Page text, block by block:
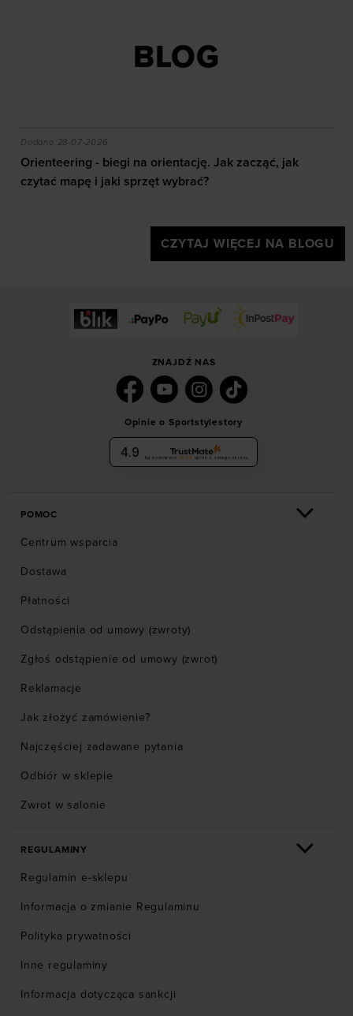
BLOG
efekty daje trening?
Orienteering - biegi na orientację. Jak zacząć, jak
Dodano:28-07-2026
Orienteering - biegi na orientację. Jak zacząć, jak
czytać mapę i jaki sprzęt wybrać?
CZYTAJ WIĘCEJ NA BLOGU
ZNAJDŹ NAS
Opinie o Sportstylestory
4.9 Na podstawie 6036 opinii z całego okresu
POMOC
Centrum wsparcia
Dostawa
Płatności
Odstąpienia od umowy (zwroty)
Zgłoś odstąpienie od umowy (zwrot)
Reklamacje
Jak złożyć zamówienie?
Najczęściej zadawane pytania
Odbiór w sklepie
Zwrot w salonie
REGULAMINY
Regulamin e-sklepu
Informacja o zmianie Regulaminu
Polityka prywatności
Inne regulaminy
Informacja dotycząca sankcji